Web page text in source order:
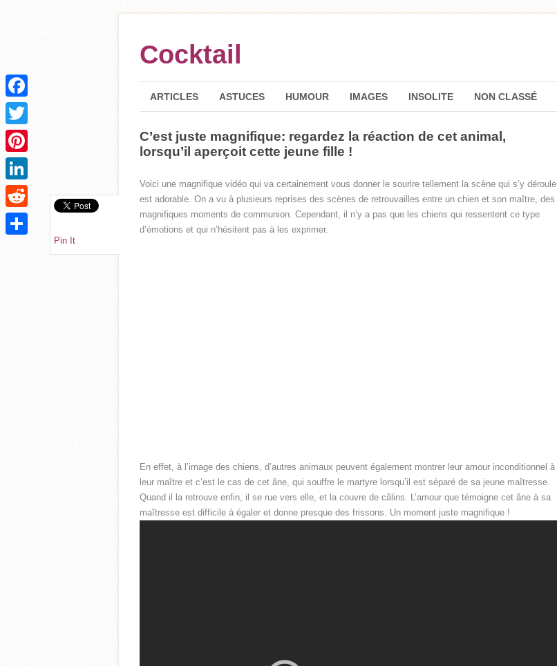
Cocktail
ARTICLES ASTUCES HUMOUR IMAGES INSOLITE NON CLASSÉ
C’est juste magnifique: regardez la réaction de cet animal,
lorsqu’il aperçoit cette jeune fille !
Voici une magnifique vidéo qui va certainement vous donner le sourire tellement la scène qui s’y déroule
est adorable. On a vu à plusieurs reprises des scènes de retrouvailles entre un chien et son maître, des
magnifiques moments de communion. Cependant, il n’y a pas que les chiens qui ressentent ce type
d’émotions et qui n’hésitent pas à les exprimer.
En effet, à l’image des chiens, d’autres animaux peuvent également montrer leur amour inconditionnel à
leur maître et c’est le cas de cet âne, qui souffre le martyre lorsqu’il est séparé de sa jeune maîtresse.
Quand il la retrouve enfin, il se rue vers elle, et la couvre de câlins. L’amour que témoigne cet âne à sa
maîtresse est difficile à égaler et donne presque des frissons. Un moment juste magnifique !
Pin It
Facebook
Twitter
Pinterest
LinkedIn
Reddit